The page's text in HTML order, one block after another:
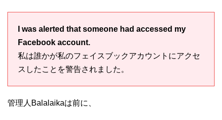
I was alerted that someone had accessed my
Facebook account.
私は誰かが私のフェイスブックアカウントにアクセ
スしたことを警告されました。
管理人Balalaikaは前に、